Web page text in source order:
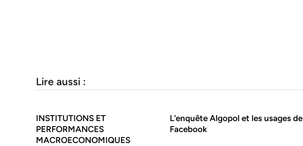
Lire aussi :
INSTITUTIONS ET
PERFORMANCES
MACROECONOMIQUES
L’enquête Algopol et les usages de
Facebook